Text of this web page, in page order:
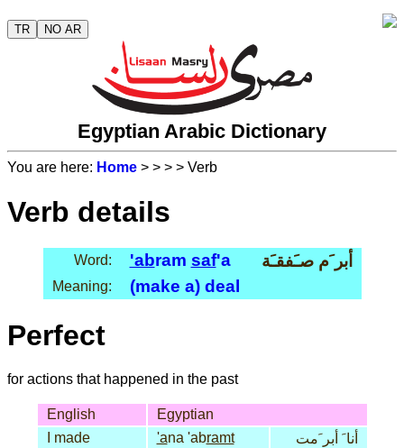
TR NO AR
Egyptian Arabic Dictionary
You are here: Home > > > > Verb
Verb details
Word: 'abram saf'a أبر َم صـَفقـَة
Meaning: (make a) deal
Perfect
for actions that happened in the past
English
Egyptian
I made
'ana 'abramt
أنا َ أبر َمت